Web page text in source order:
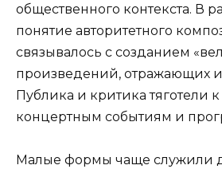
общественного контекста. В
понятие авторитетного
связывалось с созданием
произведений, отражающих
Публика и критика тяготели
концертным событиям и
Малые формы чаще служили